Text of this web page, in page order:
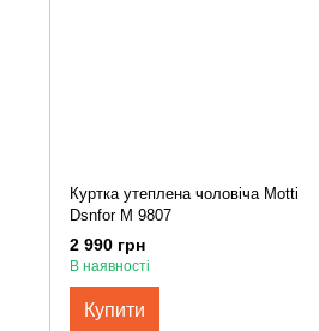
Куртка утеплена чоловіча Motti
Dsnfor М 9807
2 990 грн
В наявності
Купити